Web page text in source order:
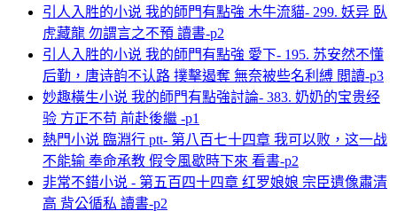
引人入胜的小说 我的師門有點強 木牛流貓- 299. 妖异 臥
虎藏龍 勿謂言之不預 讀書-p2
引人入胜的小说 我的師門有點強 愛下- 195. 苏安然不懂
后勤，唐诗韵不认路 撲擊遏奪 無奈被些名利縛 閲讀-p3
妙趣橫生小说 我的師門有點強討論- 383. 奶奶的宝贵经
验 方正不苟 前赴後繼 -p1
熱門小说 臨淵行 ptt- 第八百七十四章 我可以败，这一战
不能输 奉命承教 假令風歇時下來 看書-p2
非常不錯小说 - 第五百四十四章 红罗娘娘 宗臣遺像肅清
高 背公循私 讀書-p2